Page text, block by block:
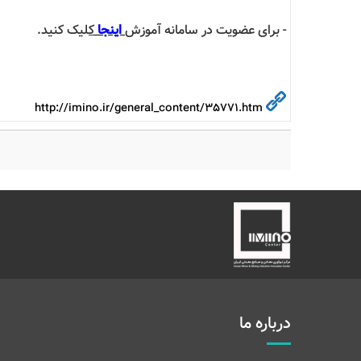
- برای عضویت در سامانه آموزشاینجاکلیک کنید.
درباره ما